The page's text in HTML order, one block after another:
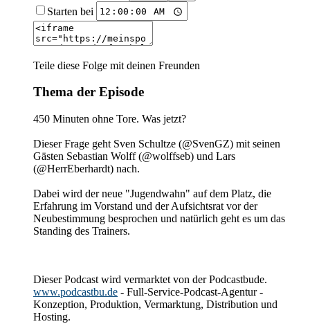
Starten bei
Teile diese Folge mit deinen Freunden
Thema der Episode
450 Minuten ohne Tore. Was jetzt?
Dieser Frage geht Sven Schultze (@SvenGZ) mit seinen
Gästen Sebastian Wolff (@wolffseb) und Lars
(@HerrEberhardt) nach.
Dabei wird der neue "Jugendwahn" auf dem Platz, die
Erfahrung im Vorstand und der Aufsichtsrat vor der
Neubestimmung besprochen und natürlich geht es um das
Standing des Trainers.
Dieser Podcast wird vermarktet von der Podcastbude.
www.podcastbu.de - Full-Service-Podcast-Agentur -
Konzeption, Produktion, Vermarktung, Distribution und
Hosting.